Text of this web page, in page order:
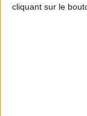
cliquant sur le